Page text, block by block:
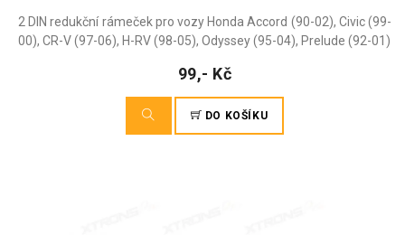
2 DIN redukční rámeček pro vozy Honda Accord (90-02), Civic (99-
00), CR-V (97-06), H-RV (98-05), Odyssey (95-04), Prelude (92-01)
99,- Kč
DO KOŠÍKU